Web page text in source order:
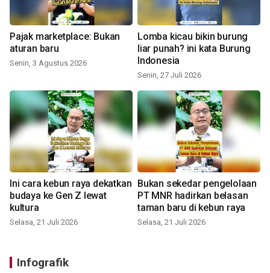
Pajak marketplace: Bukan
aturan baru
Senin, 3 Agustus 2026
Lomba kicau bikin burung
liar punah? ini kata Burung
Indonesia
Senin, 27 Juli 2026
Ini cara kebun raya dekatkan
budaya ke Gen Z lewat
kultura
Selasa, 21 Juli 2026
Bukan sekedar pengelolaan
PT MNR hadirkan belasan
taman baru di kebun raya
Selasa, 21 Juli 2026
Infografik